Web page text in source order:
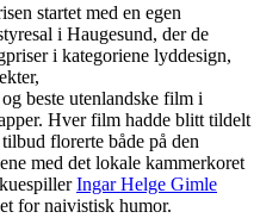
startet med en egen
i Haugesund, der de
i kategoriene lyddesign,
beste utenlandske film i
Hver film hadde blitt tildelt
florerte både på den
med det lokale kammerkoret
Ingar Helge Gimle
for naivistisk humor.